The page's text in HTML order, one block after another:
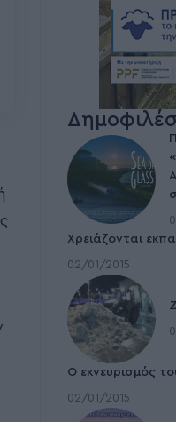
Χρειάζονται
02/01/2015
Ο εκνευρισμός
02/01/2015